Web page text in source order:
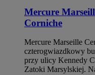
Mercure
Corniche
Mercure Marseille
czterogwiazdkowy
przy ulicy Kennedy
Zatoki Marsylskiej.